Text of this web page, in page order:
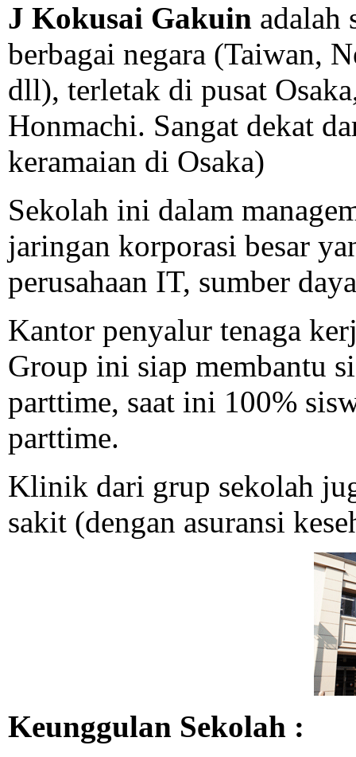
J Kokusai Gakuin adalah
berbagai negara (Taiwan,
dll), terletak di pusat
Honmachi. Sangat dekat
keramaian di Osaka)
Sekolah ini dalam
jaringan korporasi besar
perusahaan IT, sumber
Kantor penyalur tenaga
Group ini siap membantu
parttime, saat ini 100%
parttime.
Klinik dari grup sekolah
sakit (dengan asuransi
Keunggulan Sekolah :